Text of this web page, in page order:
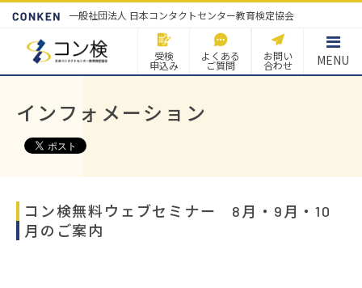
一般社団法人 日本コンタクトセンター教育検定協会
受検
申込み
よくある
ご質問
お問い
合わせ MENU
インフォメーション
コン検無料ウェブセミナー 8月・9月・10
月のご案内